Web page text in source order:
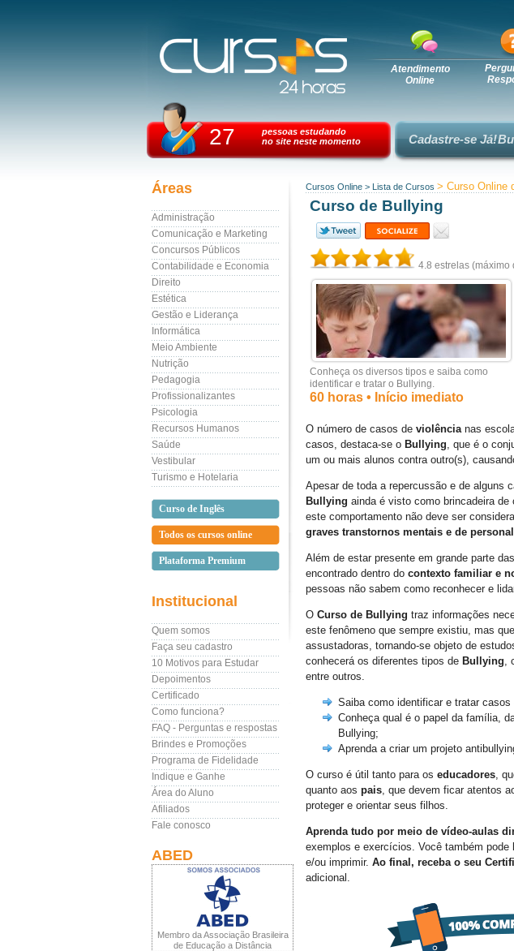
Atendimento
Online
27
pessoas estudando
no site neste momento
Cadastre-se Já!
Áreas
Administração
Comunicação e Marketing
Concursos Públicos
Contabilidade e Economia
Direito
Estética
Gestão e Liderança
Informática
Meio Ambiente
Nutrição
Pedagogia
Profissionalizantes
Psicologia
Recursos Humanos
Saúde
Vestibular
Turismo e Hotelaria
Curso de Inglês
Todos os cursos online
Plataforma Premium
Institucional
Quem somos
Faça seu cadastro
10 Motivos para Estudar
Depoimentos
Certificado
Como funciona?
FAQ - Perguntas e respostas
Brindes e Promoções
Programa de Fidelidade
Indique e Ganhe
Área do Aluno
Afiliados
Fale conosco
ABED
Membro da Associação Brasileira
de Educação a Distância
Cursos Online > Lista de Cursos > Curso Online
Curso de Bullying
4.8 estrelas (máximo
Conheça os diversos tipos e saiba como
identificar e tratar o Bullying.
60 horas • Início imediato
O número de casos de violência nas
casos, destaca-se o Bullying, que é o
um ou mais alunos contra outro(s),
Apesar de toda a repercussão e de alguns
Bullying ainda é visto como brincadeira
este comportamento não deve ser
graves transtornos mentais e de
Além de estar presente em grande parte
encontrado dentro do contexto familiar e
pessoas não sabem como reconhecer e
O Curso de Bullying traz informações
este fenômeno que sempre existiu, mas
assustadoras, tornando-se objeto de
conhecerá os diferentes tipos de Bullying,
entre outros.
Saiba como identificar e tratar casos
Conheça qual é o papel da família,
Bullying;
Aprenda a criar um projeto
O curso é útil tanto para os educadores,
quanto aos pais, que devem ficar atentos
proteger e orientar seus filhos.
Aprenda tudo por meio de vídeo-aulas
exemplos e exercícios. Você também
e/ou imprimir. Ao final, receba o seu
adicional.